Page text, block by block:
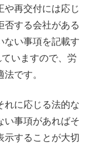
や再交付には応じ
否する会社がある
ない事項を記載す
いますので、労
です。
れに応じる法的な
い事項があればそ
示することが大切